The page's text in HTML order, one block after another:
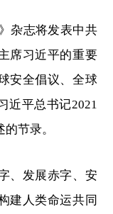
杂志将发表中共
席习近平的重要
安全倡议、全球
近平总书记2021
节录。
发展赤字、安
建人类命运共同